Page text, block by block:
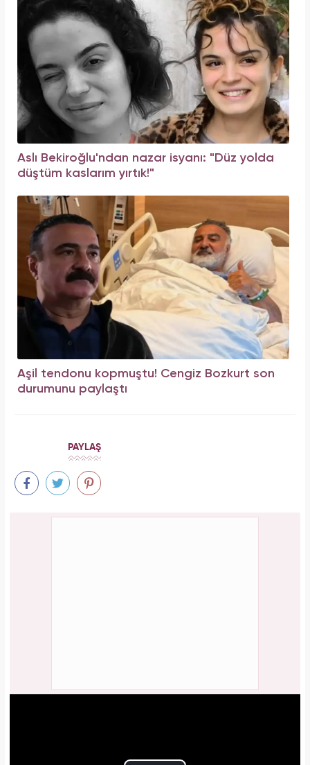
Aslı Bekiroğlu'ndan nazar isyanı: "Düz yolda
düştüm kaslarım yırtık!"
Aşil tendonu kopmuştu! Cengiz Bozkurt son
durumunu paylaştı
PAYLAŞ